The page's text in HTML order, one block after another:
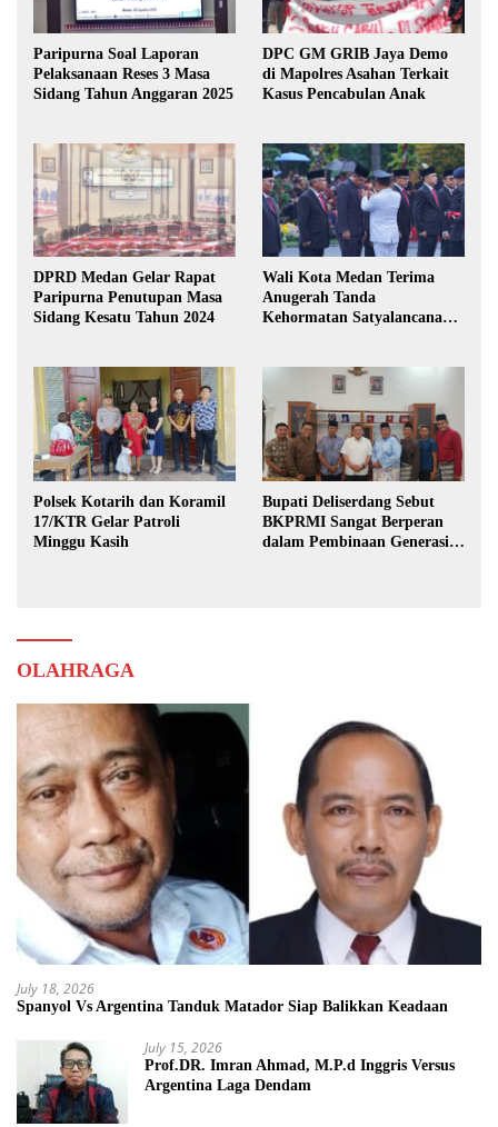
Paripurna Soal Laporan
Pelaksanaan Reses 3 Masa
Sidang Tahun Anggaran 2025
DPC GM GRIB Jaya Demo
di Mapolres Asahan Terkait
Kasus Pencabulan Anak
DPRD Medan Gelar Rapat
Paripurna Penutupan Masa
Sidang Kesatu Tahun 2024
Wali Kota Medan Terima
Anugerah Tanda
Kehormatan Satyalancana
Polsek Kotarih dan Koramil
17/KTR Gelar Patroli
Minggu Kasih
Bupati Deliserdang Sebut
BKPRMI Sangat Berperan
dalam Pembinaan Generasi
OLAHRAGA
July 18, 2026
Spanyol Vs Argentina Tanduk Matador Siap Balikkan Keadaan
July 15, 2026
Prof.DR. Imran Ahmad, M.P.d Inggris Versus
Argentina Laga Dendam